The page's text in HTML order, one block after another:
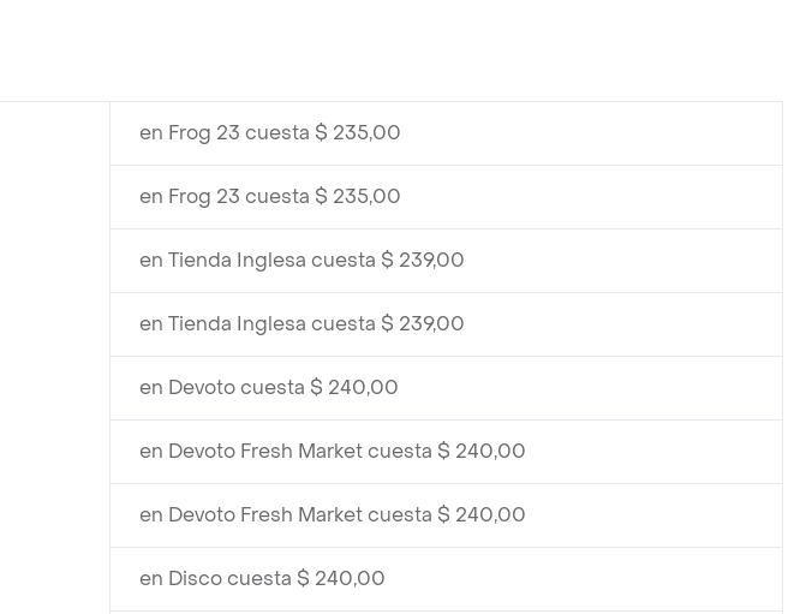
en Frog 23 cuesta $ 235,00
en Frog 23 cuesta $ 235,00
en Tienda Inglesa cuesta $ 239,00
en Tienda Inglesa cuesta $ 239,00
en Devoto cuesta $ 240,00
en Devoto Fresh Market cuesta $ 240,00
en Devoto Fresh Market cuesta $ 240,00
en Disco cuesta $ 240,00